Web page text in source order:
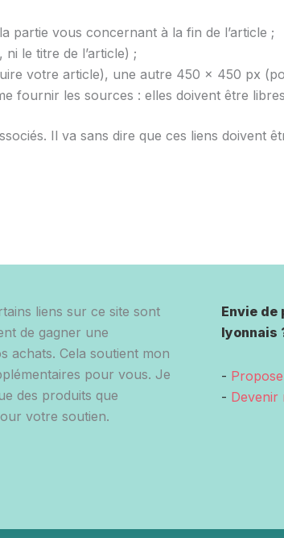
vous concernant à la fin de l’article ;
le titre de l’article) ;
votre article), une autre 450 x 450 px
fournir les sources : elles doivent être
Il va sans dire que ces liens doivent
liens sur ce site sont
de gagner une
achats. Cela soutient mon
pour vous. Je
des produits que
votre soutien.
Envie
lyonnais
-
- Devenir